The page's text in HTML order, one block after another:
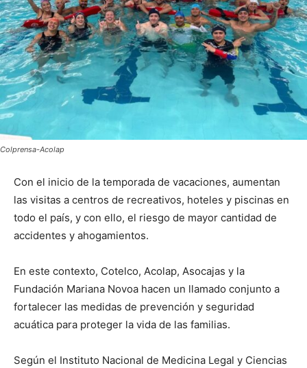
Colprensa-Acolap
Con el inicio de la temporada de vacaciones, aumentan
las visitas a centros de recreativos, hoteles y piscinas en
todo el país, y con ello, el riesgo de mayor cantidad de
accidentes y ahogamientos.
En este contexto, Cotelco, Acolap, Asocajas y la
Fundación Mariana Novoa hacen un llamado conjunto a
fortalecer las medidas de prevención y seguridad
acuática para proteger la vida de las familias.
Según el Instituto Nacional de Medicina Legal y Ciencias